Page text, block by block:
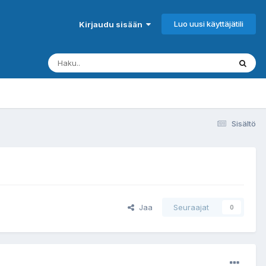
Kirjaudu sisään Luo uusi käyttäjätili
Sisältö
Jaa Seuraajat 0